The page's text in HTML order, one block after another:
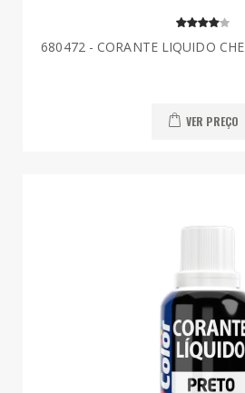
680472 - CORANTE LIQUIDO
VER PREÇO